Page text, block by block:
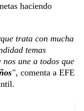
haciendo
trata con mucha
temas
une a todos que
", comenta a EFE